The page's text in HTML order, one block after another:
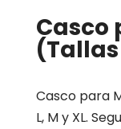
Casco
(Tallas
Casco para
L, M y XL.